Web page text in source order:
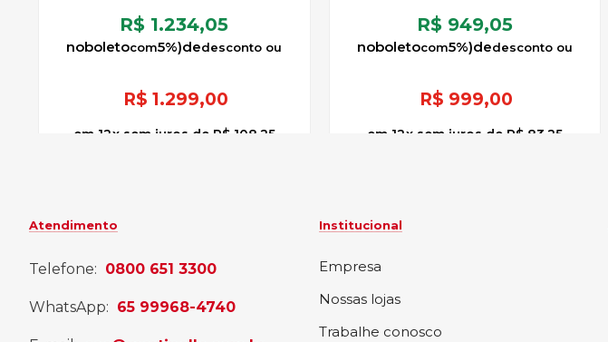
R$ 1.234,05
de
5%)
noboleto
R$ 1.299,00
12x de R$ 108,25
sem juros
R$ 949,05
de
5%)
noboleto
R$ 999,00
12x de R$ 83,25
sem juros
Atendimento
Telefone: 0800 651 3300
WhatsApp: 65 99968-4740
Institucional
Empresa
Nossas lojas
Trabalhe conosco